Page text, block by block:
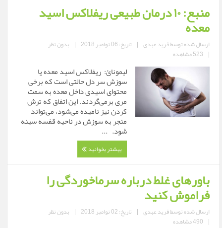
منبع: ۱۰ درمان طبیعی ریفلاکس اسید
معده
ارسال شده توسطفرید عبدی | تاریخ: 06 نوامبر 2018 | بدون نظر
| 523 مشاهده
لیمونائ: ریفلاکس اسید معده یا
سوزش سر دل حالتی است که برخی
محتوای اسیدی داخل معده به سمت
مری برمی‌گردند. این اتفاق که ترش
کردن نیز نامیده می‌شود، می‌تواند
منجر به سوزش در ناحیه قفسه سینه
شود. ...
بیشتر بخوانید
باورهای غلط درباره سرماخوردگی را
فراموش کنید
ارسال شده توسطفرید عبدی | تاریخ: 02 نوامبر 2018 | بدون نظر
| 490 مشاهده